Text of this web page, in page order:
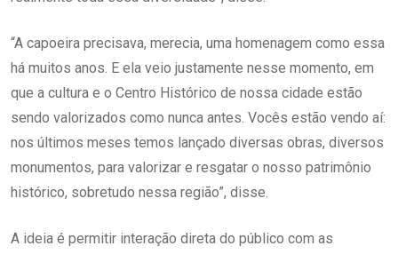
“A capoeira precisava, merecia, uma homenagem como essa
há muitos anos. E ela veio justamente nesse momento, em
que a cultura e o Centro Histórico de nossa cidade estão
sendo valorizados como nunca antes. Vocês estão vendo aí:
nos últimos meses temos lançado diversas obras, diversos
monumentos, para valorizar e resgatar o nosso patrimônio
histórico, sobretudo nessa região”, disse.
A ideia é permitir interação direta do público com as